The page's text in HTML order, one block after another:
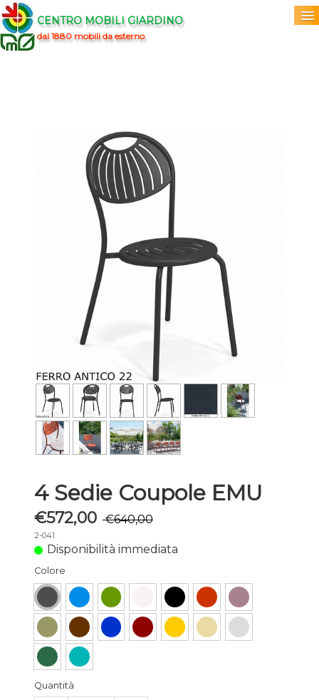
CENTRO MOBILI GIARDINO
dal 1880 mobili da esterno
4 Sedie Coupole EMU
€572,00 €640,00
2-041
Disponibilità immediata
Colore
Quantità